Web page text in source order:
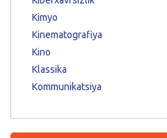
Kimyo
Kinematografiya
Kino
Klassika
Kommunikatsiya